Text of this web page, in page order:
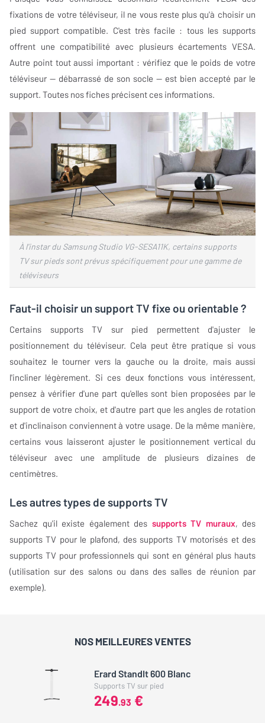
fixations de votre téléviseur, il ne vous reste plus qu'à choisir un
pied support compatible. C'est très facile : tous les supports
offrent une compatibilité avec plusieurs écartements VESA.
Autre point tout aussi important : vérifiez que le poids de votre
téléviseur — débarrassé de son socle — est bien accepté par le
support. Toutes nos fiches précisent ces informations.
À l'instar du Samsung Studio VG-SESA11K, certains supports
TV sur pieds sont prévus spécifiquement pour une gamme de
téléviseurs
Faut-il choisir un support TV fixe ou orientable ?
Certains supports TV sur pied permettent d'ajuster le
positionnement du téléviseur. Cela peut être pratique si vous
souhaitez le tourner vers la gauche ou la droite, mais aussi
l'incliner légèrement. Si ces deux fonctions vous intéressent,
pensez à vérifier d'une part qu'elles sont bien proposées par le
support de votre choix, et d'autre part que les angles de rotation
et d'inclinaison conviennent à votre usage. De la même manière,
certains vous laisseront ajuster le positionnement vertical du
téléviseur avec une amplitude de plusieurs dizaines de
centimètres.
Les autres types de supports TV
Sachez qu'il existe également des supports TV muraux, des
supports TV pour le plafond, des supports TV motorisés et des
supports TV pour professionnels qui sont en général plus hauts
(utilisation sur des salons ou dans des salles de réunion par
exemple).
NOS MEILLEURES VENTES
Erard StandIt 600 Blanc
Supports TV sur pied
249.93 €